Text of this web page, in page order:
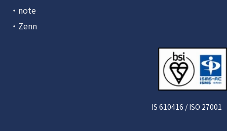
・note
・Zenn
IS 610416 / ISO 27001